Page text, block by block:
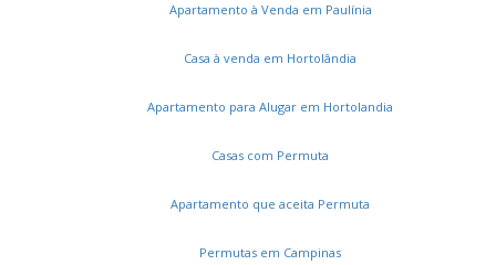
Apartamento à Venda em Paulínia
Casa à venda em Hortolândia
Apartamento para Alugar em Hortolandia
Casas com Permuta
Apartamento que aceita Permuta
Permutas em Campinas